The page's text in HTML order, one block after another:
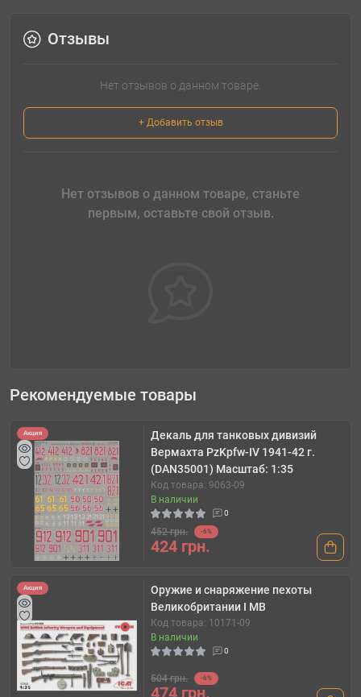
Отзывы
Нет отзывов о данном товаре.
+ Добавить отзыв
Нет отзывов о данном товаре, станьте
первым, оставьте свой отзыв.
Рекомендуемые товары
Акция
Декаль для танковых дивизий
Вермахта PzKpfw-IV 1941-42 г.
(DAN35001) Масштаб: 1:35
Код товара: 9063-09
В наличии
0
452 грн. -6%
424 грн.
Акция
Оружие и снаряжение пехоты
Великобритании І МВ
Код товара: 10171-09
В наличии
0
504 грн. -6%
474 грн.